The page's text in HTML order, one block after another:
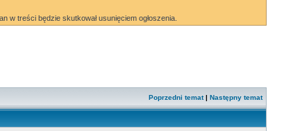
treści będzie skutkował usunięciem ogłoszenia.
Poprzedni temat| Następny temat